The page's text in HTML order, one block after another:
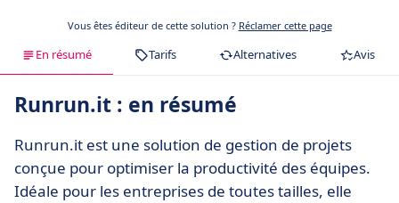
Vous êtes éditeur de cette solution ? Réclamer cette page
En résumé Tarifs Alternatives Avis
Runrun.it : en résumé
Runrun.it est une solution de gestion de projets
conçue pour optimiser la productivité des équipes.
Idéale pour les entreprises de toutes tailles, elle